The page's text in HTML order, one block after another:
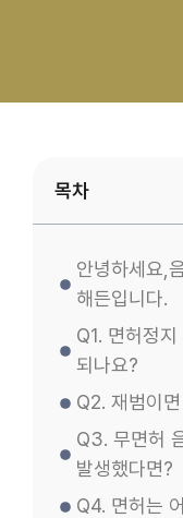
목차
안녕하세요,
해든입니다.
Q1. 면허정지
되나요?
Q2. 재범이
Q3. 무면허
발생했다면?
Q4. 면허는